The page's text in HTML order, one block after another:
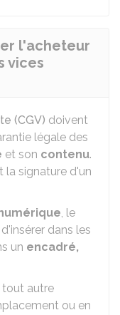
l'acheteur
vices
(CGV) doivent
légale des
et son contenu.
la signature d'un
, le
dans les
un encadré,
tout autre
ou en